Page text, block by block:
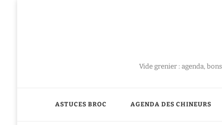
Vide grenier : agenda,
ASTUCES BROC AGENDA DES CHINEURS